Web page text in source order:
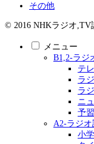
その他
© 2016 NHKラジオ,TV
メニュー
B1,2-ラジ
テ
ラ
ラ
ニ
予
A2-ラジオ
小